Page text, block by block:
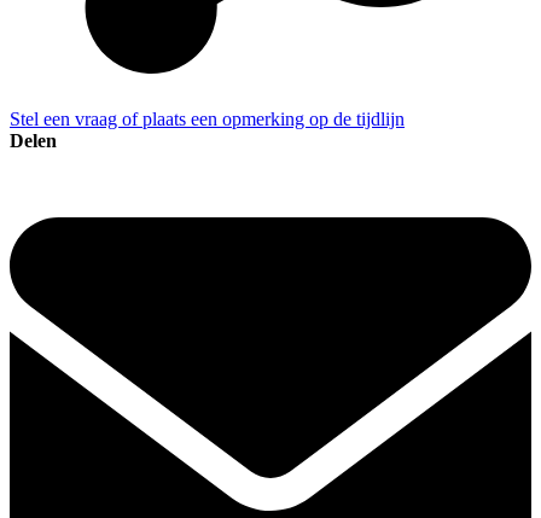
Stel een vraag of plaats een opmerking op de tijdlijn
Delen